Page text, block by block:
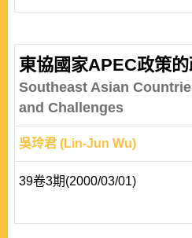
censorship under Beijing’s
government- business
study of the Want Want-China
the Sanlih E-Television Group
東協國家APEC政策
Southeast Asian
and Challenges
吳玲君 (Lin-Jun Wu)
39卷3期(2000/03/01)